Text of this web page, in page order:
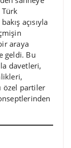
Türk
açısıyla
araya
geldi. Bu
davetleri,
özel partiler